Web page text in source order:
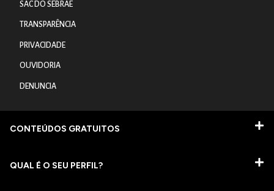
SAC DO SEBRAE
TRANSPARÊNCIA
PRIVACIDADE
OUVIDORIA
DENUNCIA
CONTEÚDOS GRATUITOS
QUAL É O SEU PERFIL?